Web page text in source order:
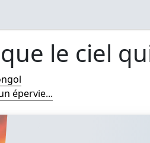
le ciel
épervie...